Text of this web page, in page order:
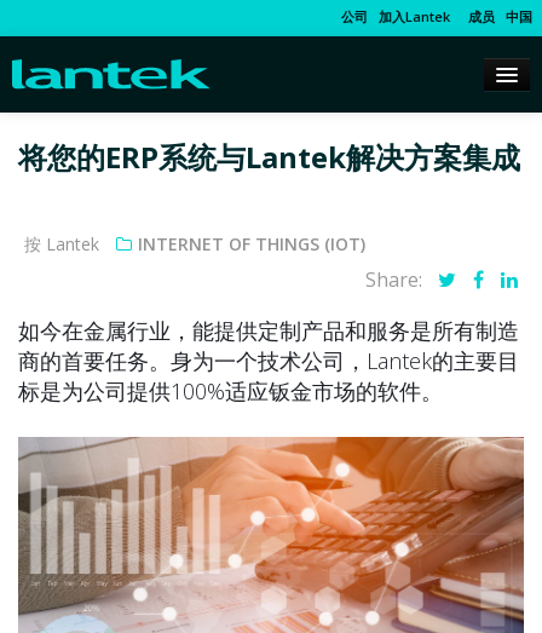
公司 加入Lantek 成员 中国
将您的ERP系统与Lantek解决方案集成
按 Lantek INTERNET OF THINGS (IOT)
Share:
如今在金属行业，能提供定制产品和服务是所有制造
商的首要任务。身为一个技术公司，Lantek的主要目
标是为公司提供100%适应钣金市场的软件。